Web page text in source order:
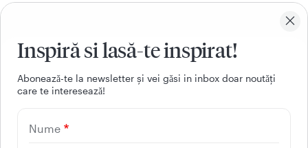
Inspiră si lasă-te inspirat!
Aboneazǎ-te la newsletter și vei gǎsi in inbox doar noutǎți
care te intereseazǎ!
Nume
CONTACT